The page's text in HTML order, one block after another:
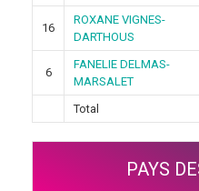
16
ROXANE VIGNES-
DARTHOUS
6
FANELIE DELMAS-
MARSALET
Total
PAYS